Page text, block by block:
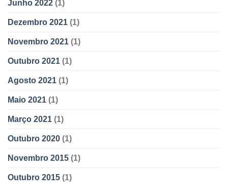
Junho 2022 (1)
Dezembro 2021 (1)
Novembro 2021 (1)
Outubro 2021 (1)
Agosto 2021 (1)
Maio 2021 (1)
Março 2021 (1)
Outubro 2020 (1)
Novembro 2015 (1)
Outubro 2015 (1)